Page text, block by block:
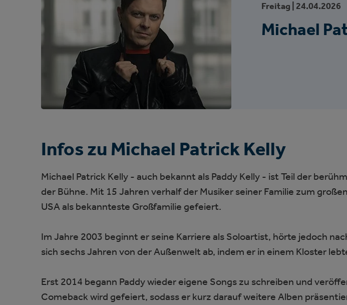
Freitag | 24.04.2026
Michael
Infos zu Michael Patrick Kelly
Michael Patrick Kelly - auch bekannt als Paddy Kelly - ist Teil der
der Bühne. Mit 15 Jahren verhalf der Musiker seiner Familie zum
USA als bekannteste Großfamilie gefeiert.
Im Jahre 2003 beginnt er seine Karriere als Soloartist, hörte jedoch
sich sechs Jahren von der Außenwelt ab, indem er in einem Kloster
Erst 2014 begann Paddy wieder eigene Songs zu schreiben und
Comeback wird gefeiert, sodass er kurz darauf weitere Alben